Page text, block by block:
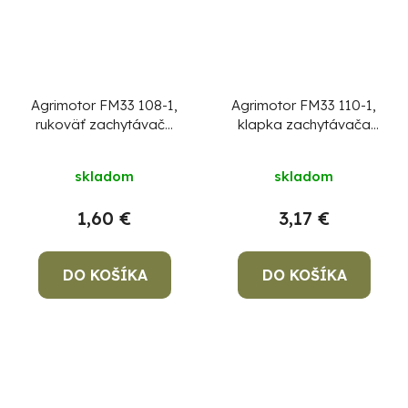
Agrimotor FM33 108-1,
rukoväť zachytávača
skladom
1,60 €
DO KOŠÍKA
Agrimotor FM33 110-1,
klapka zachytávača
skladom
3,17 €
DO KOŠÍKA